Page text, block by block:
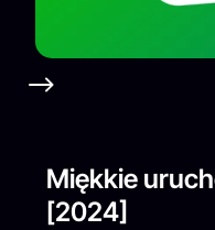
Miękkie
[2024]